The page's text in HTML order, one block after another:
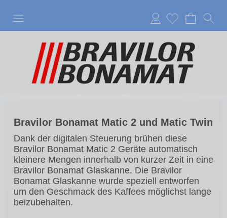
Anmelden
Bravilor Bonamat Matic 2 und Matic Twin
Dank der digitalen Steuerung brühen diese
Bravilor Bonamat Matic 2 Geräte automatisch
kleinere Mengen innerhalb von kurzer Zeit in eine
Bravilor Bonamat Glaskanne. Die Bravilor
Bonamat Glaskanne wurde speziell entworfen
um den Geschmack des Kaffees möglichst lange
beizubehalten.